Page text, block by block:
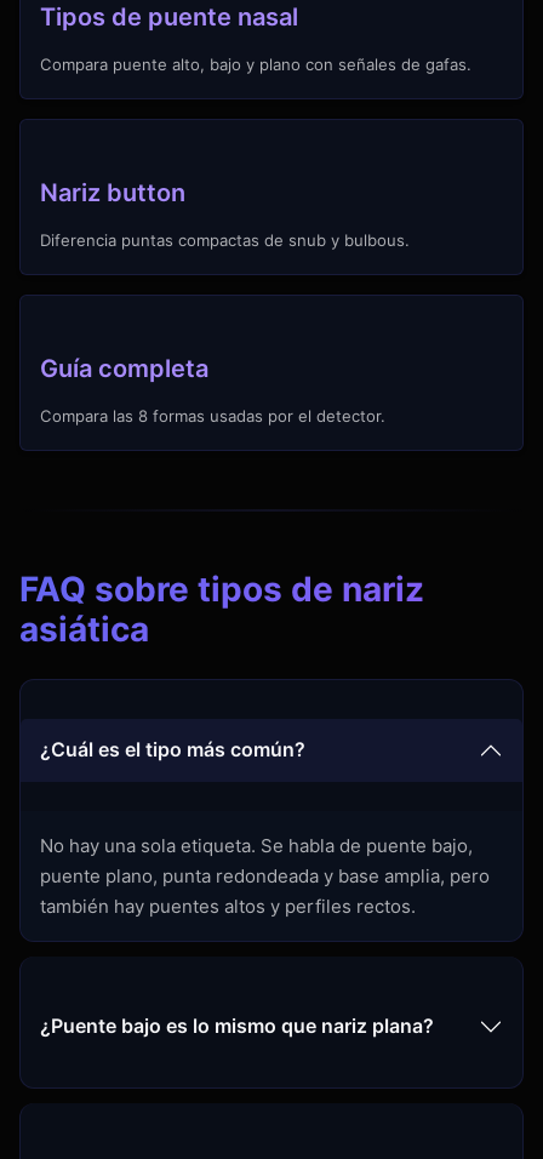
Tipos de puente nasal
Compara puente alto, bajo y plano con señales de gafas.
Nariz button
Diferencia puntas compactas de snub y bulbous.
Guía completa
Compara las 8 formas usadas por el detector.
FAQ sobre tipos de nariz
asiática
¿Cuál es el tipo más común?
No hay una sola etiqueta. Se habla de puente bajo,
puente plano, punta redondeada y base amplia, pero
también hay puentes altos y perfiles rectos.
¿Puente bajo es lo mismo que nariz plana?